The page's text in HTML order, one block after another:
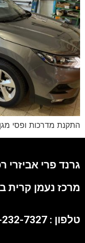
התקנת מדרכות ופסי
גרנד פרי אביזרי
מרכז נעמן קרית
טלפון : 054-232-7327